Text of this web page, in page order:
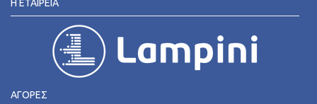
Η ΕΤΑΙΡΕΊΑ
ΑΓΟΡΕΣ